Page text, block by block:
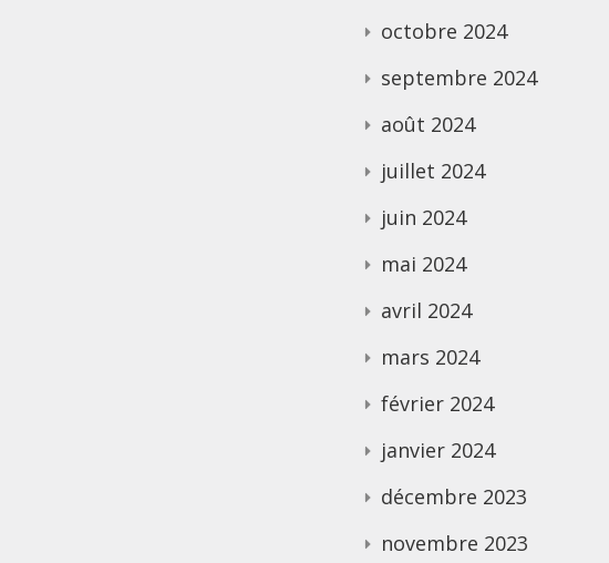
octobre 2024
septembre 2024
août 2024
juillet 2024
juin 2024
mai 2024
avril 2024
mars 2024
février 2024
janvier 2024
décembre 2023
novembre 2023